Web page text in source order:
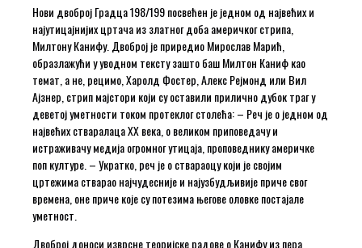
Нови двоброј Градца 198/199 посвећен је једном од највећих и
најутицајнијих цртача из златног доба америчког стрипа,
Милтону Канифу. Двоброј је приредио Мирослав Марић,
образлажући у уводном тексту зашто баш Милтон Каниф као
темат, а не, рецимо, Харолд Фостер, Алекс Рејмонд или Вил
Ајзнер, стрип мајстори који су оставили прилично дубок траг у
деветој уметности током протеклог столећа: – Реч је о једном од
највећих стваралаца XX века, о великом приповедачу и
истраживачу медија огромног утицаја, проповеднику америчке
поп културе. – Укратко, реч је о ствараоцу који је својим
цртежима стварао најчудесније и најузбудљивије приче свог
времена, оне приче које су потезима његове оловке постајале
уметност.
Двоброј доноси изврсне теоријске радове о Канифу из пера